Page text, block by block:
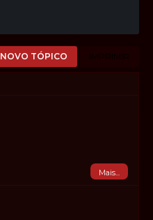
NOVO TÓPICO IMPRIMIR
Mais...